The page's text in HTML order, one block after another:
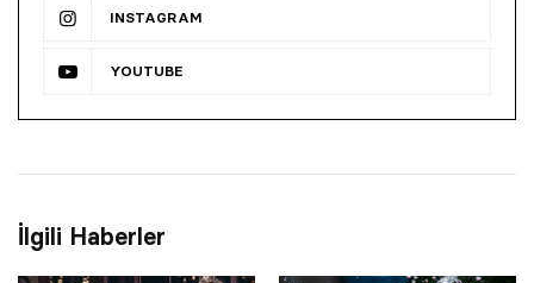
INSTAGRAM
YOUTUBE
İlgili Haberler